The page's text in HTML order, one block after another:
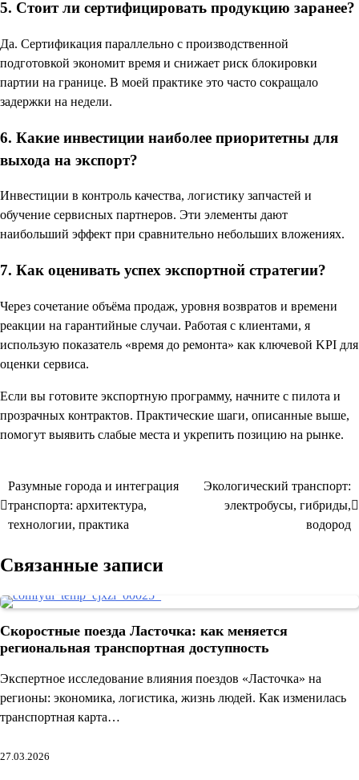
5. Стоит ли сертифицировать продукцию заранее?
Да. Сертификация параллельно с производственной
подготовкой экономит время и снижает риск блокировки
партии на границе. В моей практике это часто сокращало
задержки на недели.
6. Какие инвестиции наиболее приоритетны для
выхода на экспорт?
Инвестиции в контроль качества, логистику запчастей и
обучение сервисных партнеров. Эти элементы дают
наибольший эффект при сравнительно небольших вложениях.
7. Как оценивать успех экспортной стратегии?
Через сочетание объёма продаж, уровня возвратов и времени
реакции на гарантийные случаи. Работая с клиентами, я
использую показатель «время до ремонта» как ключевой KPI для
оценки сервиса.
Если вы готовите экспортную программу, начните с пилота и
прозрачных контрактов. Практические шаги, описанные выше,
помогут выявить слабые места и укрепить позицию на рынке.
Навигация
по
Разумные города и интеграция
транспорта: архитектура,
технологии, практика
Экологический транспорт:
электробусы, гибриды,
водород
Связанные записи
Скоростные поезда Ласточка: как меняется
региональная транспортная доступность
Экспертное исследование влияния поездов «Ласточка» на
регионы: экономика, логистика, жизнь людей. Как изменилась
транспортная карта…
27.03.2026